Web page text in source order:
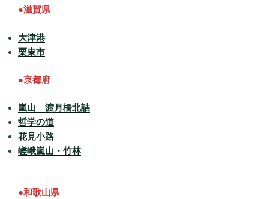
●滋賀県
大津港
栗東市
●京都府
嵐山 渡月橋北詰
哲学の道
花見小路
嵯峨嵐山・竹林
●和歌山県